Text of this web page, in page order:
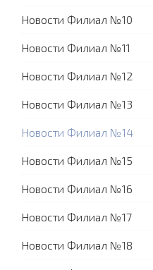
Новости Филиал №10
Новости Филиал №11
Новости Филиал №12
Новости Филиал №13
Новости Филиал №14
Новости Филиал №15
Новости Филиал №16
Новости Филиал №17
Новости Филиал №18